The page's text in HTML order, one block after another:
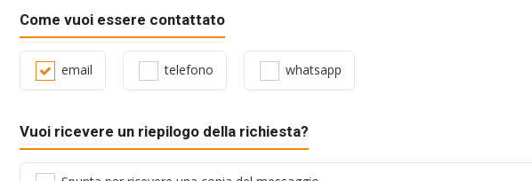
Come vuoi essere contattato
email telefono whatsapp
Vuoi ricevere un riepilogo della richiesta?